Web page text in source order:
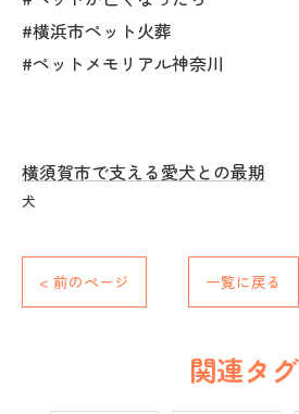
#横浜市ペット火葬
#ペットメモリアル神奈川
横須賀市で支える愛犬との最期
犬
< 前のページ 一覧に戻る
関連タグ